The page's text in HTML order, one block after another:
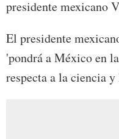
presidente mexicano
El presidente
'pondrá a México en
respecta a la ciencia